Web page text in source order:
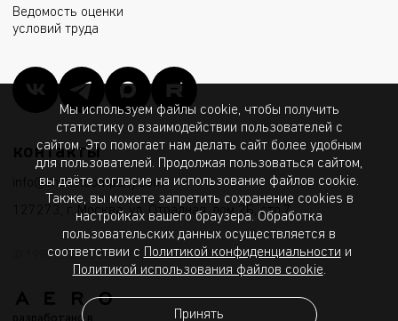
Ведомость оценки
условий труда
контакты
info@msk.ltcompany.com
127273, г. Москва, ул. Отрадная, дом 2Б, стр.7
© 1998 - 2026 ООО «МГК «Световые Технологии»
Мы используем файлы cookie, чтобы получить
статистику о взаимодействии пользователей с
сайтом. Это помогает нам делать сайт более удобным
для пользователей. Продолжая пользоваться сайтом,
вы даёте согласие на использование файлов cookie.
Также, вы можете запретить сохранение cookies в
настройках вашего браузера. Обработка
пользовательских данных осуществляется в
соответствии с
Политикой конфиденциальности и
Политикой использования файлов cookie.
Принять